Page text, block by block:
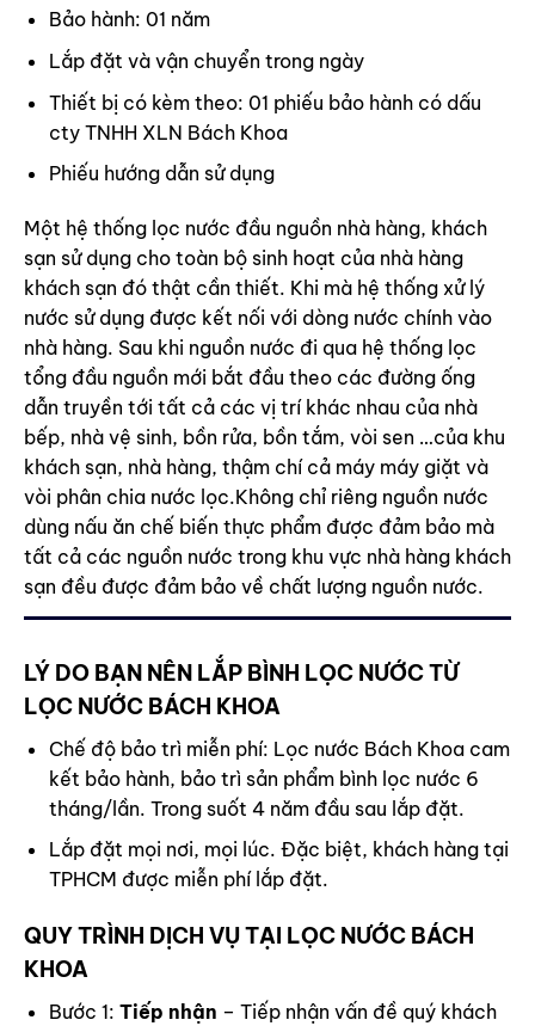
Bảo hành: 01 năm
Lắp đặt và vận chuyển trong ngày
Thiết bị có kèm theo: 01 phiếu bảo hành có dấu
cty TNHH XLN Bách Khoa
Phiếu hướng dẫn sử dụng
Một hệ thống lọc nước đầu nguồn nhà hàng, khách
sạn sử dụng cho toàn bộ sinh hoạt của nhà hàng
khách sạn đó thật cần thiết. Khi mà hệ thống xử lý
nước sử dụng được kết nối với dòng nước chính vào
nhà hàng. Sau khi nguồn nước đi qua hệ thống lọc
tổng đầu nguồn mới bắt đầu theo các đường ống
dẫn truyền tới tất cả các vị trí khác nhau của nhà
bếp, nhà vệ sinh, bồn rửa, bồn tắm, vòi sen …của khu
khách sạn, nhà hàng, thậm chí cả máy máy giặt và
vòi phân chia nước lọc.Không chỉ riêng nguồn nước
dùng nấu ăn chế biến thực phẩm được đảm bảo mà
tất cả các nguồn nước trong khu vực nhà hàng khách
sạn đều được đảm bảo về chất lượng nguồn nước.
LÝ DO BẠN NÊN LẮP BÌNH LỌC NƯỚC TỪ
LỌC NƯỚC BÁCH KHOA
Chế độ bảo trì miễn phí: Lọc nước Bách Khoa cam
kết bảo hành, bảo trì sản phẩm bình lọc nước 6
tháng/lần. Trong suốt 4 năm đầu sau lắp đặt.
Lắp đặt mọi nơi, mọi lúc. Đặc biệt, khách hàng tại
TPHCM được miễn phí lắp đặt.
QUY TRÌNH DỊCH VỤ TẠI LỌC NƯỚC BÁCH
KHOA
Bước 1: Tiếp nhận – Tiếp nhận vấn đề quý khách